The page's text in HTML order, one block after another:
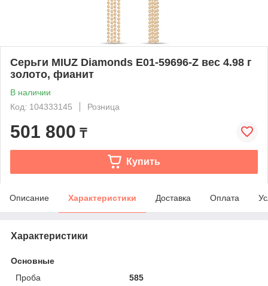
Серьги MIUZ Diamonds E01-59696-Z вес 4.98 г
золото, фианит
В наличии
Код: 104333145
Розница
501 800 ₸
Купить
Описание Характеристики Доставка Оплата
Характеристики
Основные
Проба
585